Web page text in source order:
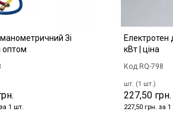
Зі
оптом
1 шт.
Електротен
кВт | ціна
Код RQ-798
шт. (1 шт.)
227,50 грн.
227,50 грн. за